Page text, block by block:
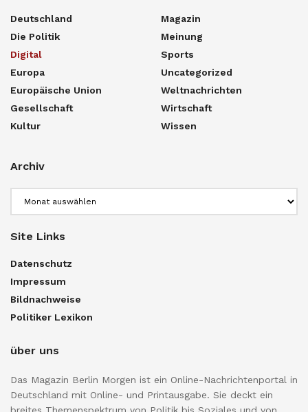
Deutschland
Die Politik
Digital
Europa
Europäische Union
Gesellschaft
Kultur
Magazin
Meinung
Sports
Uncategorized
Weltnachrichten
Wirtschaft
Wissen
Archiv
Site Links
Datenschutz
Impressum
Bildnachweise
Politiker Lexikon
über uns
Das Magazin Berlin Morgen ist ein Online-Nachrichtenportal in
Deutschland mit Online- und Printausgabe. Sie deckt ein